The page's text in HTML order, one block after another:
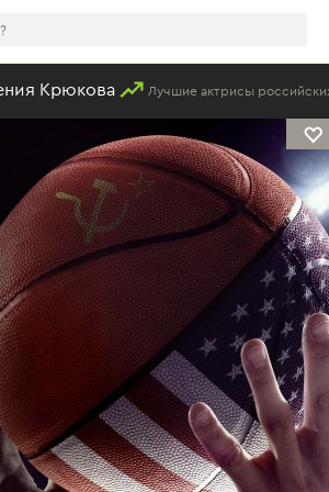
Лучшие актрисы российских сериалов